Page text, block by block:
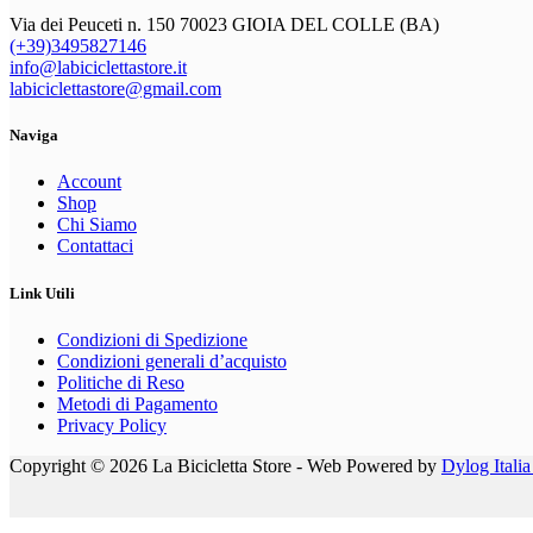
Via dei Peuceti n. 150 70023 GIOIA DEL COLLE (BA)
(+39)3495827146
info@labiciclettastore.it
labiciclettastore@gmail.com
Naviga
Account
Shop
Chi Siamo
Contattaci
Link Utili
Condizioni di Spedizione
Condizioni generali d’acquisto
Politiche di Reso
Metodi di Pagamento
Privacy Policy
Copyright © 2026 La Bicicletta Store - Web Powered by Dylog